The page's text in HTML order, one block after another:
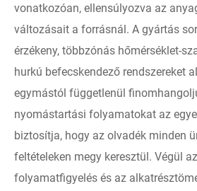
vonatkozóan, ellensúlyozva az
változásait a forrásnál. A gyártás
érzékeny, többzónás hőmérséklet-
hurkú befecskendező rendszereket
egymástól függetlenül
nyomástartási folyamatokat az
biztosítja, hogy az olvadék minden
feltételeken megy keresztül. Végül
folyamatfigyelés és az